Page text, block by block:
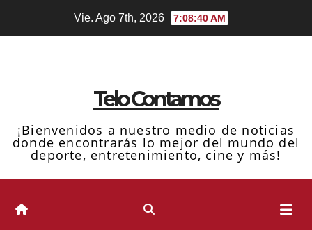
Vie. Ago 7th, 2026 7:08:41 AM
Telo Contamos
¡Bienvenidos a nuestro medio de noticias
donde encontrarás lo mejor del mundo del
deporte, entretenimiento, cine y más!